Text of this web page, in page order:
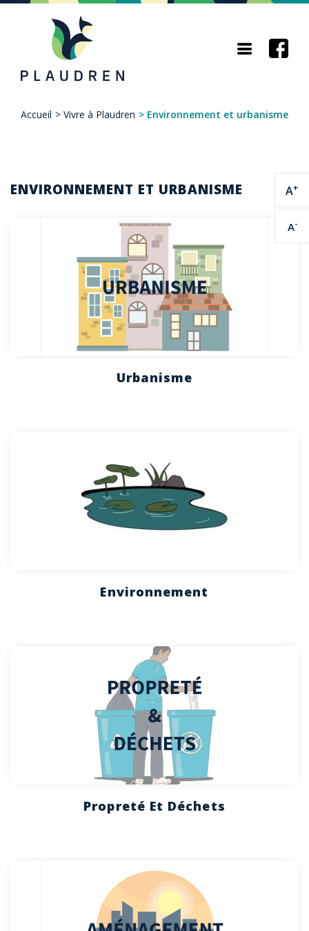
Aller
contenu
principal
A+
A-
Accueil > Vivre à Plaudren > Environnement et urbanisme
ENVIRONNEMENT ET URBANISME
Urbanisme
Environnement
Propreté Et Déchets